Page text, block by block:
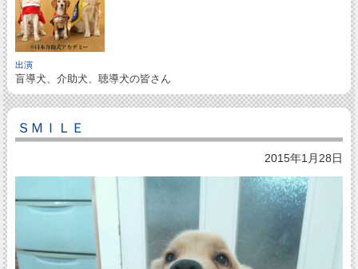
出演
盲導犬、介助犬、聴導犬の皆さん
ＳＭＩＬＥ
2015年1月28日